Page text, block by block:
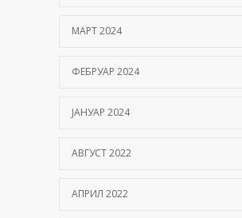
МАРТ 2024
ФЕБРУАР 2024
ЈАНУАР 2024
АВГУСТ 2022
АПРИЛ 2022